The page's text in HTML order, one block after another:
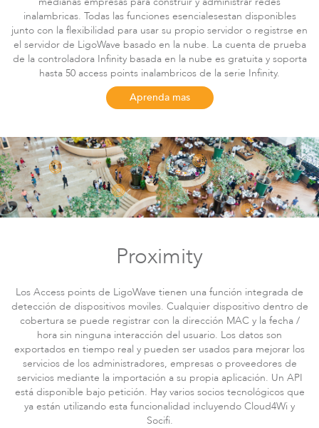
LigoDLBac
inalambricas. Todas las funciones esencialesestan disponibles
junto con la flexibilidad para usar su propio servidor o registrse en
el servidor de LigoWave basado en la nube. La cuenta de prueba
de la controladora Infinity basada en la nube es gratuita y soporta
hasta 50 access points inalambricos de la serie Infinity.
Aprenda mas
Proximity
Los Access points de LigoWave tienen una función integrada de
detección de dispositivos moviles. Cualquier dispositivo dentro de
cobertura se puede registrar con la dirección MAC y la fecha /
hora sin ninguna interacción del usuario. Los datos son
exportados en tiempo real y pueden ser usados para mejorar los
servicios de los administradores, empresas o proveedores de
servicios mediante la importación a su propia aplicación. Un API
está disponible bajo petición. Hay varios socios tecnológicos que
ya están utilizando esta funcionalidad incluyendo Cloud4Wi y
Socifi.